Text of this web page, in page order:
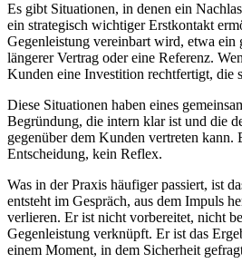
Es gibt Situationen, in denen ein
ein strategisch wichtiger Erstkontakt
Gegenleistung vereinbart wird, etwa ein
längerer Vertrag oder eine Referenz.
Kunden eine Investition rechtfertigt, die
Diese Situationen haben eines
Begründung, die intern klar ist und die
gegenüber dem Kunden vertreten kann.
Entscheidung, kein Reflex.
Was in der Praxis häufiger passiert, ist
entsteht im Gespräch, aus dem Impuls
verlieren. Er ist nicht vorbereitet, nicht
Gegenleistung verknüpft. Er ist das
einem Moment, in dem Sicherheit